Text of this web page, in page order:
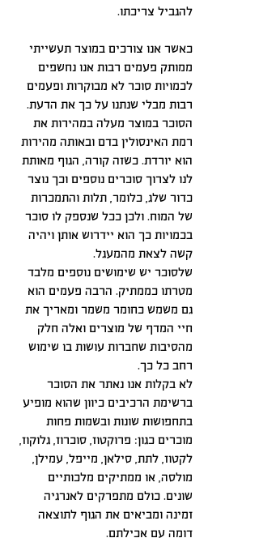
להגביל צריכתו.
כאשר אנו צורכים במוצר תעשייתי
ממותק פעמים רבות אנו נחשפים
לכמויות סוכר לא מבוקרות ופעמים
רבות מבלי שנתנו על כך את הדעת.
הסוכר במוצר מעלה במהירות את
רמת האינסולין בדם ובאותה מהירות
הוא יורדת. כשזה קורה, הגוף מאותת
לנו לצרוך סוכרים נוספים וכך נוצר
כדור שלג, כלומר, תלות והתמכרות
של המוח. ולכן ככל שנספק לו סוכר
בכמויות כך הוא יידרוש אותן ויהיה
קשה לצאת מהמעגל.
שלסוכר יש שימושים נוספים מלבד
מטרתו כממתיק. הרבה פעמים הוא
גם משמש כחומר משמר ומאריך את
חיי המדף של מוצרים ואלה חלק
מהסיבות שחברות עושות בו שימוש
רחב כל כך.
לא בקלות אנו נאתר את הסוכר
ברשימת הרכיבים כיוון שהוא מופיע
בתחפושות שונות ובשמות פחות
מוכרים כגון: פרוקטוז, סוכרוז, גלוקוז,
לקטוז, לתת, סילאן, מייפל, עמילן,
מולסה, או ממתיקים מלכותיים
שונים. כולם מתפרקים לאנרגיה
זמינה ומביאים את הגוף לתוצאה
דומה עם אכילתם.